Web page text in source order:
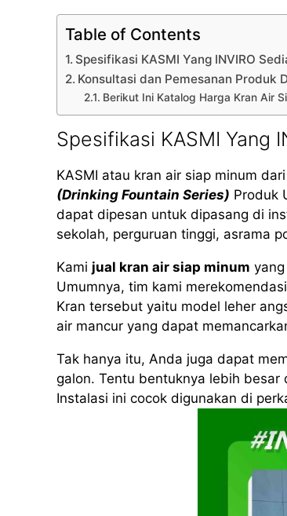
Table of Contents
Spesifikasi KASMI Yang INVIRO
Konsultasi dan Pemesanan Produk
Berikut Ini Katalog Harga Kran Air
Spesifikasi KASMI Yang
KASMI atau kran air siap minum
(Drinking Fountain Series) Produk
dapat dipesan untuk dipasang di
sekolah, perguruan tinggi, asrama
Kami jual kran air siap minum
Umumnya, tim kami
Kran tersebut yaitu model leher
air mancur yang dapat
Tak hanya itu, Anda juga dapat
galon. Tentu bentuknya lebih
Instalasi ini cocok digunakan di